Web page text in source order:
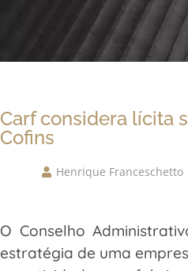
Carf considera lícita
Cofins
Henrique Franceschetto
O Conselho
estratégia de uma